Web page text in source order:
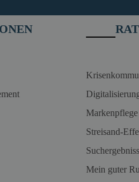
Markenpflege
Streisand-
Mein guter